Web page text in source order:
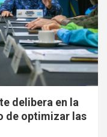
delibera en la
de optimizar las